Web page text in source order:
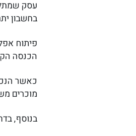
בחשבון
פיתוח
הכנסה
כאשר
מוכרים
בנוסף,